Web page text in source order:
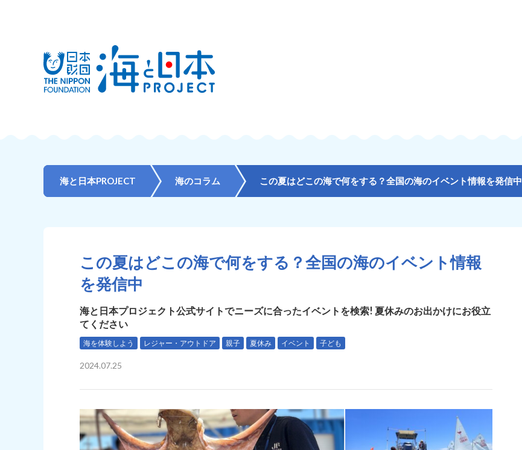
海と日本PROJECT 海のコラム この夏はどこの海で何をする？全国の海のイベント情報を発信中
この夏はどこの海で何をする？全国の海のイベント情報
を発信中
海と日本プロジェクト公式サイトでニーズに合ったイベントを検索! 夏休みのお出かけにお役立
てください
海を体験しよう レジャー・アウトドア 親子 夏休み イベント 子ども
2024.07.25